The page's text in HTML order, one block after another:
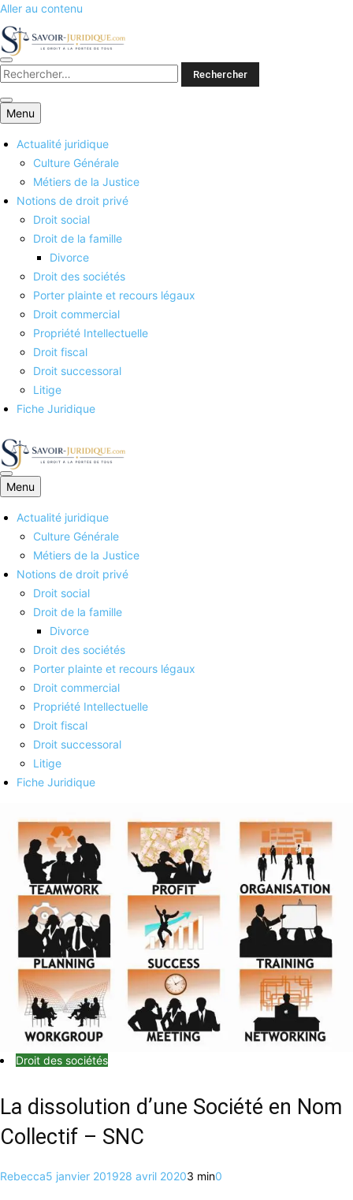
Aller au contenu
Savoirs juridiques
Menu
Actualité juridique
Culture Générale
Métiers de la Justice
Notions de droit privé
Droit social
Droit de la famille
Divorce
Droit des sociétés
Porter plainte et recours légaux
Droit commercial
Propriété Intellectuelle
Droit fiscal
Droit successoral
Litige
Fiche Juridique
Savoirs juridiques
Menu
Actualité juridique
Culture Générale
Métiers de la Justice
Notions de droit privé
Droit social
Droit de la famille
Divorce
Droit des sociétés
Porter plainte et recours légaux
Droit commercial
Propriété Intellectuelle
Droit fiscal
Droit successoral
Litige
Fiche Juridique
Droit des sociétés
La dissolution d’une Société en Nom
Collectif – SNC
Rebecca5 janvier 201928 avril 20203 min0